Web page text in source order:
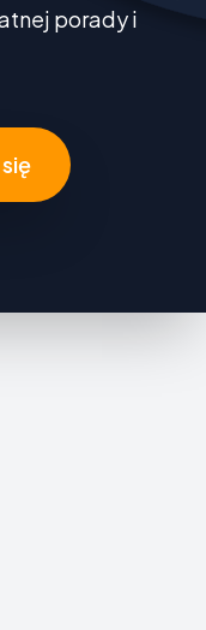
porady i